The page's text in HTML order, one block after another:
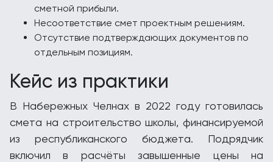
сметной прибыли.
Несоответствие смет проектным решениям.
Отсутствие подтверждающих документов по
отдельным позициям.
Кейс из практики
В Набережных Челнах в 2022 году готовилась
смета на строительство школы, финансируемой
из республиканского бюджета. Подрядчик
включил в расчёты завышенные цены на